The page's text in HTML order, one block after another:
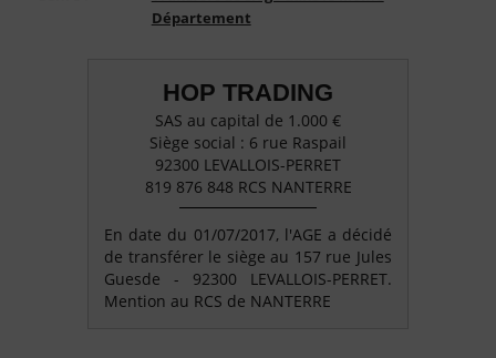
Département
HOP TRADING
SAS au capital de 1.000 €
Siège social : 6 rue Raspail
92300 LEVALLOIS-PERRET
819 876 848 RCS NANTERRE
En date du 01/07/2017, l'AGE a décidé
de transférer le siège au 157 rue Jules
Guesde - 92300 LEVALLOIS-PERRET.
Mention au RCS de NANTERRE